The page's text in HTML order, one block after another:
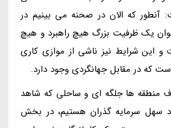
که الان در صحنه می بینیم در
یک ظرفیت بزرگ هیچ راهبرد و هیچ
شرایط نیز ناشی از موازی کاری
که در مقابل جهانگردی وجود دارد.
منطقه ها جلگه ای و ساحلی که شاهد
سهل سرمایه گذران هستیم، در بخش